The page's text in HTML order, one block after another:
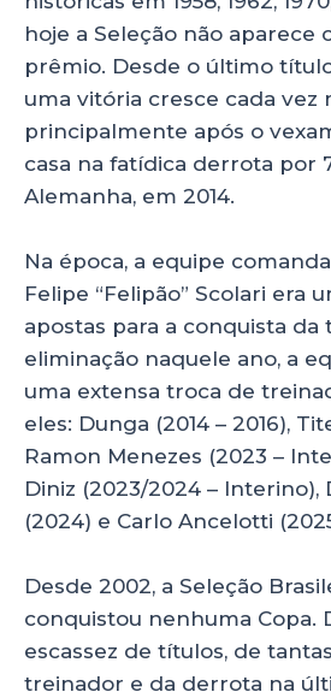
hoje a Seleção não aparece
prêmio. Desde o último
uma vitória cresce cada vez
principalmente após o
casa na fatídica derrota por
Alemanha, em 2014.
Na época, a equipe
Felipe “Felipão” Scolari era
apostas para a conquista da
eliminação naquele ano, a
uma extensa troca de
eles: Dunga (2014 – 2016),
Ramon Menezes (2023 –
Diniz (2023/2024 – Interino),
(2024) e Carlo Ancelotti
Desde 2002, a Seleção
conquistou nenhuma Copa.
escassez de títulos, de
treinador e da derrota na